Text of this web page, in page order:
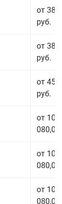
от 38
руб.
от 38
руб.
от 45
руб.
от 101
080,00
от 101
080,00
от 101
080,00